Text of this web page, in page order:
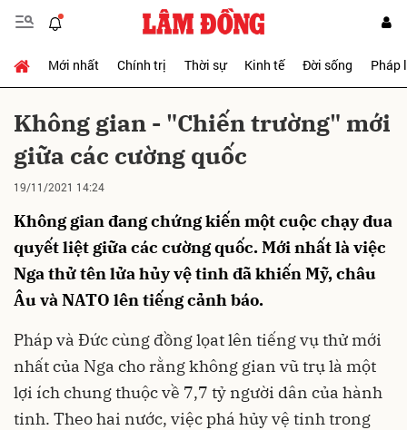
Mới nhất Chính trị Thời sự Kinh tế Đời sống Pháp
Không gian - "Chiến trường" mới
giữa các cường quốc
19/11/2021 14:24
Không gian đang chứng kiến một cuộc chạy đua
quyết liệt giữa các cường quốc. Mới nhất là việc
Nga thử tên lửa hủy vệ tinh đã khiến Mỹ, châu
Âu và NATO lên tiếng cảnh báo.
Pháp và Đức cùng đồng lọat lên tiếng vụ thử mới
nhất của Nga cho rằng không gian vũ trụ là một
lợi ích chung thuộc về 7,7 tỷ người dân của hành
tinh. Theo hai nước, việc phá hủy vệ tinh trong
Gửi bình luận
Hủy Gửi